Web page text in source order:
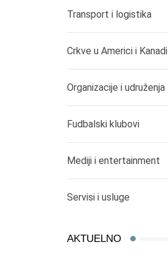
Transport i logistika
Crkve u Americi i Kanadi
Organizacije i udruženja
Fudbalski klubovi
Mediji i entertainment
Servisi i usluge
AKTUELNO